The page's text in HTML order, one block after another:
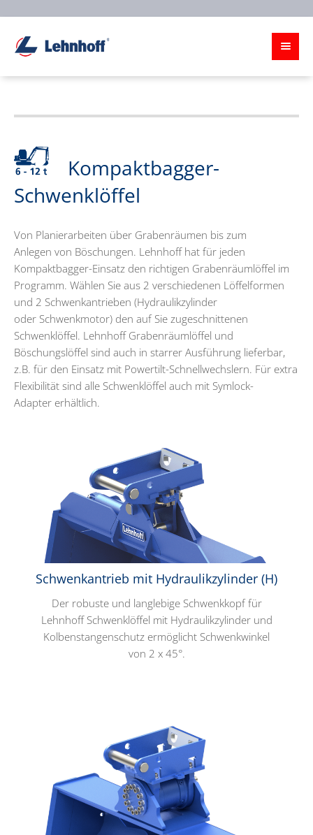
Kompaktbagger-
Schwenklöffel
Von Planierarbeiten über Grabenräumen bis zum
Anlegen von Böschungen. Lehnhoff hat für jeden
Kompaktbagger-Einsatz den richtigen Grabenräumlöffel im
Programm. Wählen Sie aus 2 verschiedenen Löffelformen
und 2 Schwenkantrieben (Hydraulikzylinder
oder Schwenkmotor) den auf Sie zugeschnittenen
Schwenklöffel. Lehnhoff Grabenräumlöffel und
Böschungslöffel sind auch in starrer Ausführung lieferbar,
z.B. für den Einsatz mit Powertilt-Schnellwechslern. Für extra
Flexibilität sind alle Schwenklöffel auch mit Symlock-
Adapter erhältlich.
Schwenkantrieb mit Hydraulikzylinder (H)
Der robuste und langlebige Schwenkkopf für
Lehnhoff Schwenklöffel mit Hydraulikzylinder und
Kolbenstangenschutz ermöglicht Schwenkwinkel
von 2 x 45°.